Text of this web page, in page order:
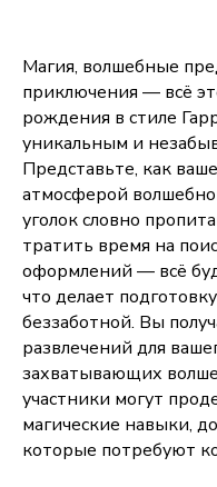
Магия, волшебные
приключения — всё
рождения в стиле
уникальным и
Представьте, как
атмосферой
уголок словно
тратить время на
оформлений — всё
что делает
беззаботной. Вы
развлечений для
захватывающих
участники могут
магические навыки,
которые потребуют